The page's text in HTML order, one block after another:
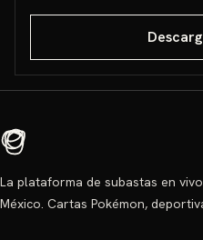
La plataforma de subastas en
México. Cartas Pokémon,